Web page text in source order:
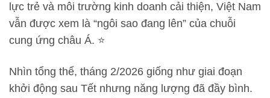
lực trẻ và môi trường kinh doanh cải thiện, Việt Nam
vẫn được xem là “ngôi sao đang lên” của chuỗi
cung ứng châu Á. ⭐
Nhìn tổng thể, tháng 2/2026 giống như giai đoạn
khởi động sau Tết nhưng năng lượng đã đầy bình.